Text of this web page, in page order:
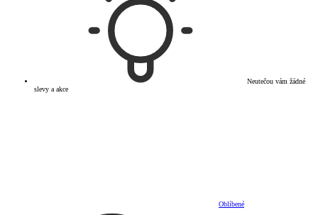
Neutečou vám žádné
slevy a akce
Oblíbené